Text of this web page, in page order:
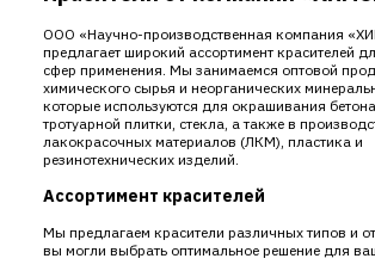
ООО «Научно-производственная компания
предлагает широкий ассортимент красителей
сфер применения. Мы занимаемся оптовой
химического сырья и неорганических
которые используются для окрашивания
тротуарной плитки, стекла, а также в
лакокрасочных материалов (ЛКМ), пластика и
резинотехнических изделий.
Ассортимент красителей
Мы предлагаем красители различных типов и
вы могли выбрать оптимальное решение для